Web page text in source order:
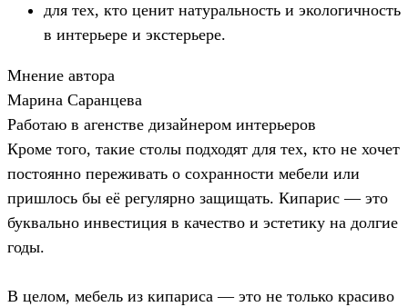
для тех, кто ценит натуральность и экологичность
в интерьере и экстерьере.
Мнение автора
Марина Саранцева
Работаю в агенстве дизайнером интерьеров
Кроме того, такие столы подходят для тех, кто не хочет
постоянно переживать о сохранности мебели или
пришлось бы её регулярно защищать. Кипарис — это
буквально инвестиция в качество и эстетику на долгие
годы.
В целом, мебель из кипариса — это не только красиво